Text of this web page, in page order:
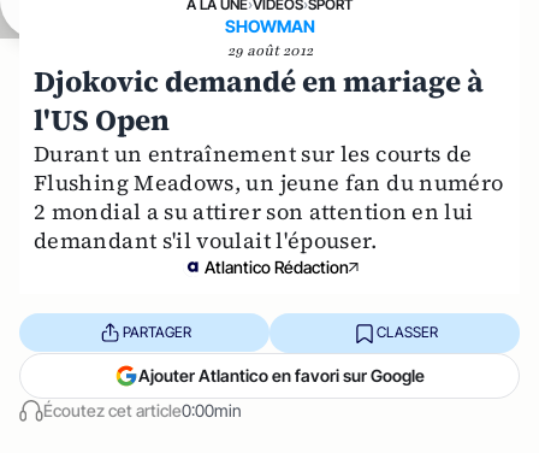
A LA UNE›VIDÉOS›SPORT
SHOWMAN
29 août 2012
Djokovic demandé en mariage à
l'US Open
Durant un entraînement sur les courts de
Flushing Meadows, un jeune fan du numéro
2 mondial a su attirer son attention en lui
demandant s'il voulait l'épouser.
Atlantico Rédaction
Écoutez cet article0:00min
PARTAGER CLASSER
Ajouter Atlantico en favori sur Google